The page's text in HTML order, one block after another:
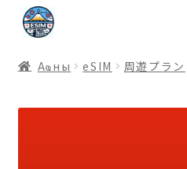
ナ
ビ
ー
ョ
コ
ン
ン
ス
Аҩны еSIM 周遊プラン